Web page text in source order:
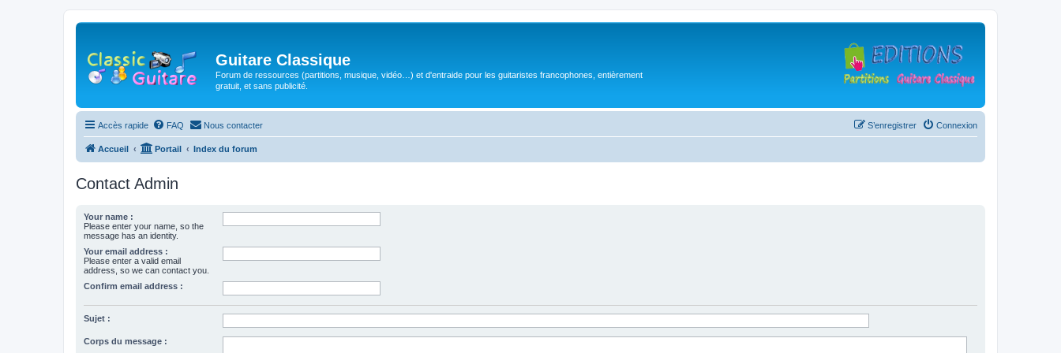
Guitare Classique
Forum de ressources (partitions, musique, vidéo…) et d'entraide pour les guitaristes francophones, entièrement
gratuit, et sans publicité.
Accès rapide FAQ Nous contacter Connexion
S’enregistrer
Accueil Portail Index du forum
Contact Admin
Your name :
Please enter your name, so the
message has an identity.
Your email address :
Please enter a valid email
address, so we can contact you.
Confirm email address :
Sujet :
Corps du message :